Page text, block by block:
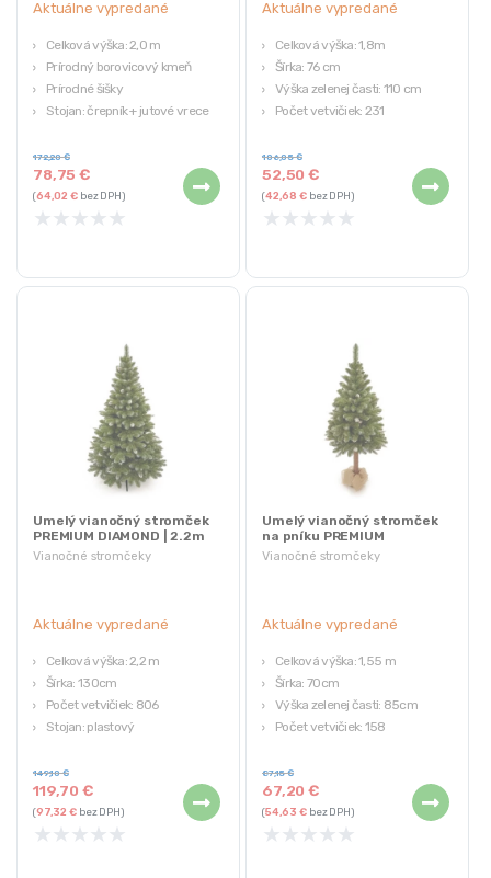
Aktuálne vypredané
Celková výška: 2,0 m
Prírodný borovicový kmeň
Prírodné šišky
Stojan: črepník + jutové vrece
78,75€
172,20€
(64,02€bez DPH)
★ ★ ★ ★ ★
Aktuálne vypredané
Celková výška: 1,8m
Šírka: 76 cm
Výška zelenej časti: 110 cm
Počet vetvičiek: 231
52,50€
106,05€
(42,68€bez DPH)
★ ★ ★ ★ ★
Vianočné stromčeky
Umelý vianočný stromček
PREMIUM DIAMOND | 2.2m
Aktuálne vypredané
Celková výška: 2,2 m
Šírka: 130cm
Počet vetvičiek: 806
Stojan: plastový
119,70€
149,10€
(97,32€bez DPH)
★ ★ ★ ★ ★
Vianočné stromčeky
Umelý vianočný stromček
na pníku PREMIUM
DIAMOND | 1.55m
Aktuálne vypredané
Celková výška: 1,55 m
Šírka: 70cm
Výška zelenej časti: 85cm
Počet vetvičiek: 158
67,20€
87,15€
(54,63€bez DPH)
★ ★ ★ ★ ★